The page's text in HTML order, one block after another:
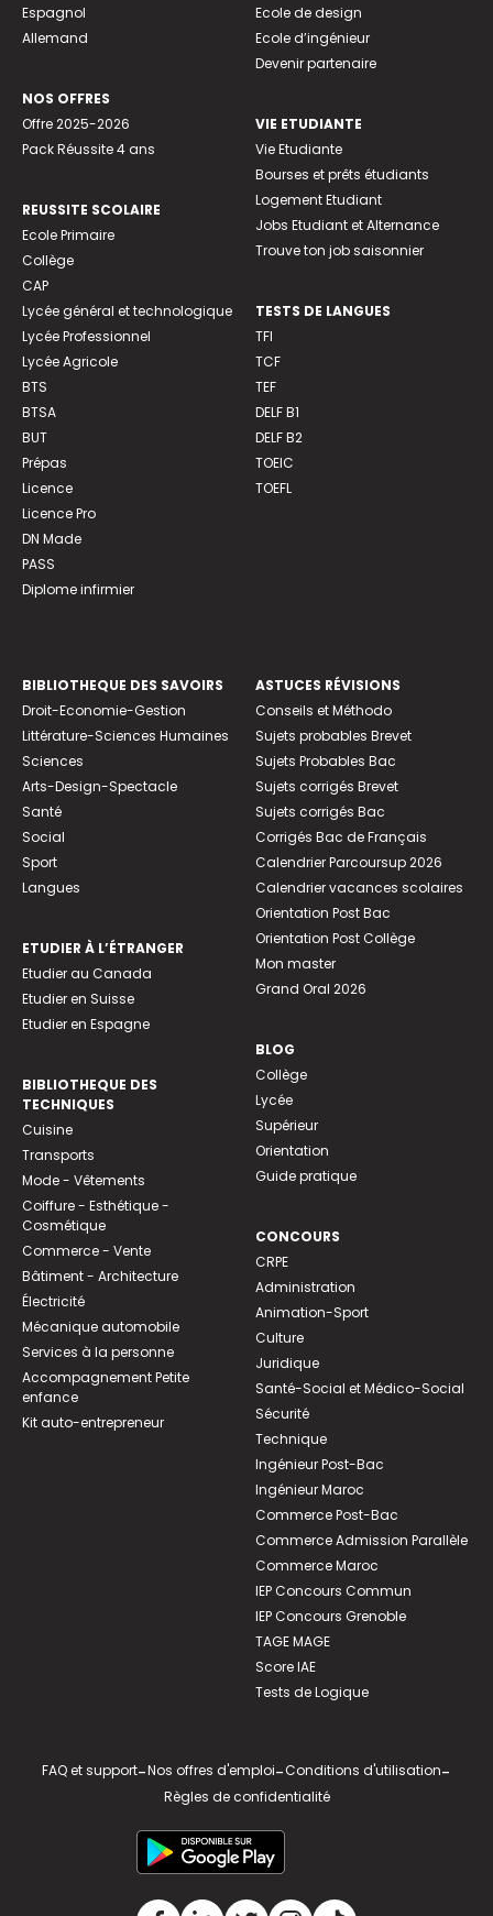
Espagnol
Allemand
NOS OFFRES
Offre 2025-2026
Pack Réussite 4 ans
REUSSITE SCOLAIRE
Ecole Primaire
Collège
CAP
Lycée général et technologique
Lycée Professionnel
Lycée Agricole
BTS
BTSA
BUT
Prépas
Licence
Licence Pro
DN Made
PASS
Diplome infirmier
Ecole de design
Ecole d’ingénieur
Devenir partenaire
VIE ETUDIANTE
Vie Etudiante
Bourses et prêts étudiants
Logement Etudiant
Jobs Etudiant et Alternance
Trouve ton job saisonnier
TESTS DE LANGUES
TFI
TCF
TEF
DELF B1
DELF B2
TOEIC
TOEFL
BIBLIOTHEQUE DES SAVOIRS
Droit-Economie-Gestion
Littérature-Sciences Humaines
Sciences
Arts-Design-Spectacle
Santé
Social
Sport
Langues
ETUDIER À L’ÉTRANGER
Etudier au Canada
Etudier en Suisse
Etudier en Espagne
BIBLIOTHEQUE DES
TECHNIQUES
Cuisine
Transports
Mode - Vêtements
Coiffure - Esthétique -
Cosmétique
Commerce - Vente
Bâtiment - Architecture
Électricité
Mécanique automobile
Services à la personne
Accompagnement Petite
enfance
Kit auto-entrepreneur
ASTUCES RÉVISIONS
Conseils et Méthodo
Sujets probables Brevet
Sujets Probables Bac
Sujets corrigés Brevet
Sujets corrigés Bac
Corrigés Bac de Français
Calendrier Parcoursup 2026
Calendrier vacances scolaires
Orientation Post Bac
Orientation Post Collège
Mon master
Grand Oral 2026
BLOG
Collège
Lycée
Supérieur
Orientation
Guide pratique
CONCOURS
CRPE
Administration
Animation-Sport
Culture
Juridique
Santé-Social et Médico-Social
Sécurité
Technique
Ingénieur Post-Bac
Ingénieur Maroc
Commerce Post-Bac
Commerce Admission Parallèle
Commerce Maroc
IEP Concours Commun
IEP Concours Grenoble
TAGE MAGE
Score IAE
Tests de Logique
FAQ et support-Nos offres d'emploi-Conditions d'utilisation-
Règles de confidentialité